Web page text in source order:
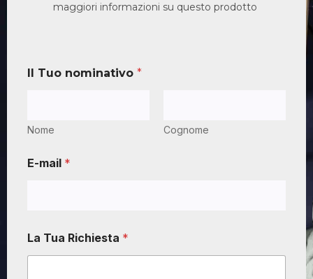
maggiori informazioni su questo prodotto
Il Tuo nominativo *
Nome Cognome
E-mail *
La Tua Richiesta *